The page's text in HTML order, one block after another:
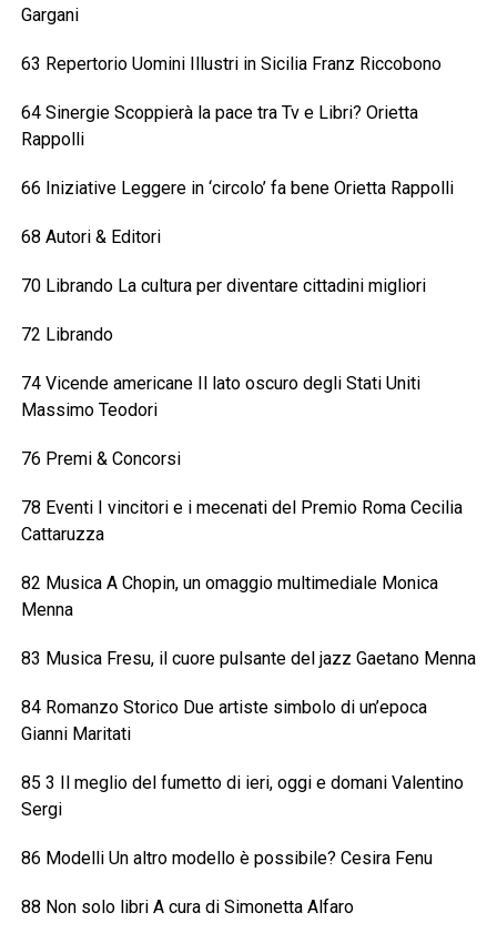
Gargani
63 Repertorio Uomini Illustri in Sicilia Franz Riccobono
64 Sinergie Scoppierà la pace tra Tv e Libri? Orietta
Rappolli
66 Iniziative Leggere in ‘circolo’ fa bene Orietta Rappolli
68 Autori & Editori
70 Librando La cultura per diventare cittadini migliori
72 Librando
74 Vicende americane Il lato oscuro degli Stati Uniti
Massimo Teodori
76 Premi & Concorsi
78 Eventi I vincitori e i mecenati del Premio Roma Cecilia
Cattaruzza
82 Musica A Chopin, un omaggio multimediale Monica
Menna
83 Musica Fresu, il cuore pulsante del jazz Gaetano Menna
84 Romanzo Storico Due artiste simbolo di un’epoca
Gianni Maritati
85 3 Il meglio del fumetto di ieri, oggi e domani Valentino
Sergi
86 Modelli Un altro modello è possibile? Cesira Fenu
88 Non solo libri A cura di Simonetta Alfaro